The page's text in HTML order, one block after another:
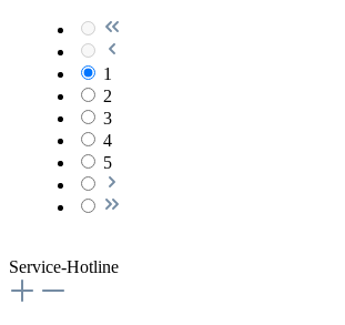
1
2
3
4
5
Service-Hotline